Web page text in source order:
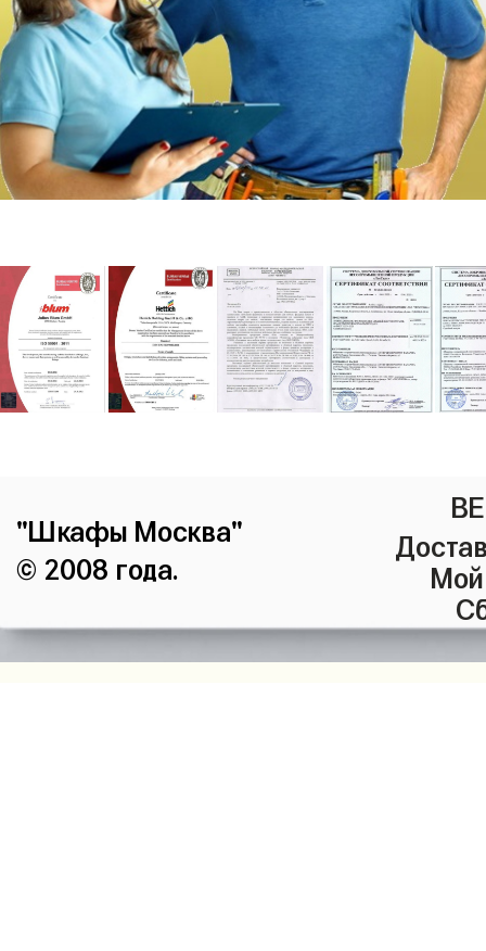
"Шкафы Москва"
© 2008 года.